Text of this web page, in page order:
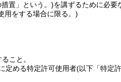
置」という。)を講ずるために必要
用をする場合に限る。)
こと。
定める特定許可使用者(以下「特定